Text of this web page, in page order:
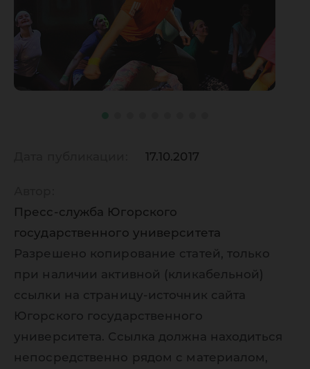
17.10.2017
Пресс-служба Югорского
государственного университета
Разрешено копирование статей, только
при наличии активной (кликабельной)
ссылки на страницу-источник сайта
Югорского государственного
университета. Ссылка должна находиться
непосредственно рядом с материалом,